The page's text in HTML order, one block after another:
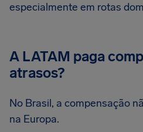
especialmente em rotas
A LATAM paga
atrasos?
No Brasil, a compensação
na Europa.